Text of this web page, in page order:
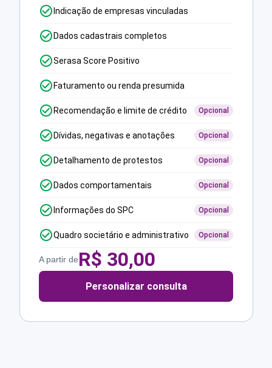
Indicação de empresas vinculadas
Dados cadastrais completos
Serasa Score Positivo
Faturamento ou renda presumida
Recomendação e limite de crédito Opcional
Dívidas, negativas e anotações Opcional
Detalhamento de protestos Opcional
Dados comportamentais Opcional
Informações do SPC Opcional
Quadro societário e administrativo Opcional
A partir deR$ 30,00
Personalizar consulta